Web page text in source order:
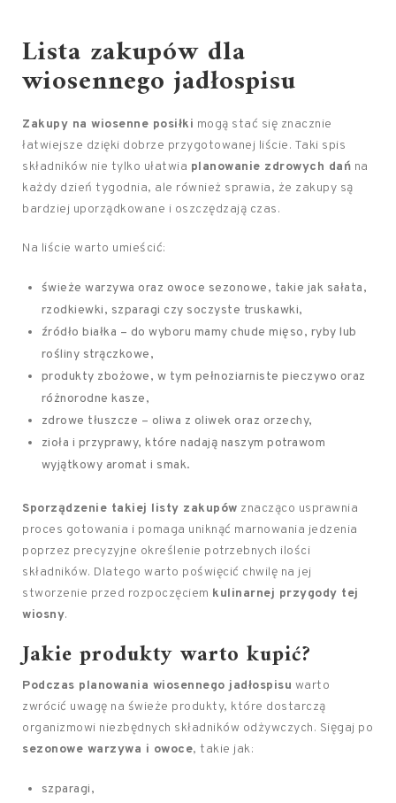
Lista zakupów dla
wiosennego jadłospisu
Zakupy na wiosenne posiłki mogą stać się znacznie
łatwiejsze dzięki dobrze przygotowanej liście. Taki spis
składników nie tylko ułatwia planowanie zdrowych dań na
każdy dzień tygodnia, ale również sprawia, że zakupy są
bardziej uporządkowane i oszczędzają czas.
Na liście warto umieścić:
świeże warzywa oraz owoce sezonowe, takie jak sałata,
rzodkiewki, szparagi czy soczyste truskawki,
źródło białka – do wyboru mamy chude mięso, ryby lub
rośliny strączkowe,
produkty zbożowe, w tym pełnoziarniste pieczywo oraz
różnorodne kasze,
zdrowe tłuszcze – oliwa z oliwek oraz orzechy,
zioła i przyprawy, które nadają naszym potrawom
wyjątkowy aromat i smak.
Sporządzenie takiej listy zakupów znacząco usprawnia
proces gotowania i pomaga uniknąć marnowania jedzenia
poprzez precyzyjne określenie potrzebnych ilości
składników. Dlatego warto poświęcić chwilę na jej
stworzenie przed rozpoczęciem kulinarnej przygody tej
wiosny.
Jakie produkty warto kupić?
Podczas planowania wiosennego jadłospisu warto
zwrócić uwagę na świeże produkty, które dostarczą
organizmowi niezbędnych składników odżywczych. Sięgaj po
sezonowe warzywa i owoce, takie jak:
szparagi,